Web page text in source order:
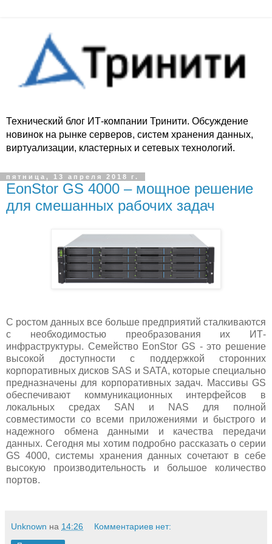
Технический блог ИТ-компании Тринити. Обсуждение
новинок на рынке серверов, систем хранения данных,
виртуализации, кластерных и сетевых технологий.
пятница, 13 апреля 2018 г.
EonStor GS 4000 – мощное решение
для смешанных рабочих задач
С ростом данных все больше предприятий сталкиваются
с необходимостью преобразования их ИТ-
инфраструктуры. Семейство EonStor GS - это решение
высокой доступности с поддержкой сторонних
корпоративных дисков SAS и SATA, которые специально
предназначены для корпоративных задач. Массивы GS
обеспечивают коммуникационных интерфейсов в
локальных средах SAN и NAS для полной
совместимости со всеми приложениями и быстрого и
надежного обмена данными и качества передачи
данных. Сегодня мы хотим подробно рассказать о серии
GS 4000, системы хранения данных сочетают в себе
высокую производительность и большое количество
портов.
Unknown на 14:26 Комментариев нет: